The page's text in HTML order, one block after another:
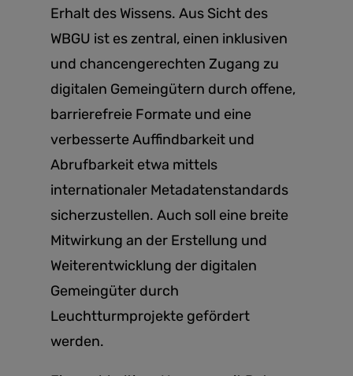
Erhalt des Wissens. Aus Sicht des
WBGU ist es zentral, einen inklusiven
und chancengerechten Zugang zu
digitalen Gemeingütern durch offene,
barrierefreie Formate und eine
verbesserte Auffindbarkeit und
Abrufbarkeit etwa mittels
internationaler Metadatenstandards
sicherzustellen. Auch soll eine breite
Mitwirkung an der Erstellung und
Weiterentwicklung der digitalen
Gemeingüter durch
Leuchtturmprojekte gefördert
werden.